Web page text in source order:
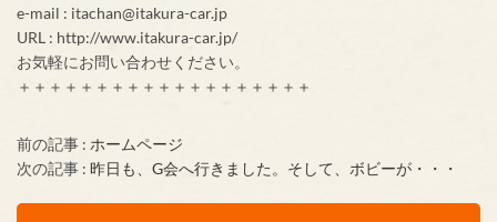
e-mail : itachan@itakura-car.jp
URL : http://www.itakura-car.jp/
お気軽にお問い合わせください。
＋＋＋＋＋＋＋＋＋＋＋＋＋＋＋＋＋＋＋
前の記事 : ホームページ
次の記事 : 昨日も、G会へ行きました。そして、ボビーが・・・